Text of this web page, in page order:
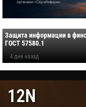
Защита информации в
ГОСТ 57580.1
4 дня назад
12N